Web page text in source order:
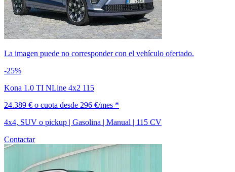
La imagen puede no corresponder con el vehículo ofertado.
-25%
Kona 1.0 TI NLine 4x2 115
24.389 € o cuota desde 296 €/mes *
4x4, SUV o pickup | Gasolina | Manual | 115 CV
Contactar